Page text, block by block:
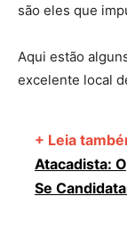
são eles que
Aqui estão
excelente local
+ Leia
Atacadista:
Se